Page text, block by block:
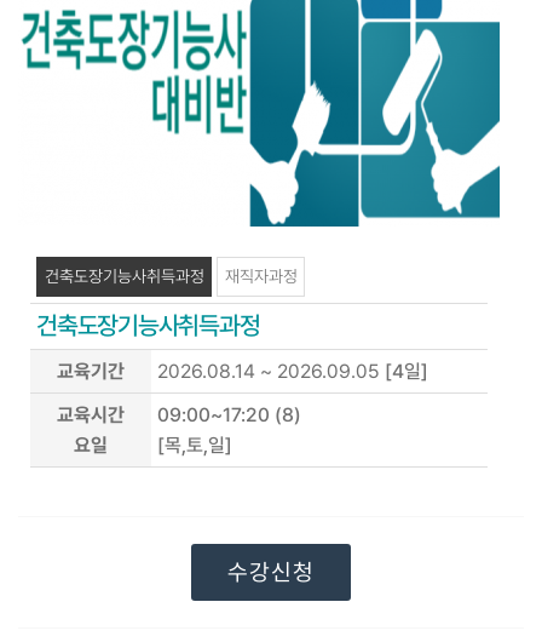
건축도장기능사취득과정 재직자과정
건축도장기능사취득과정
교육기간 2026.08.14 ~ 2026.09.05 [4일]
교육시간
요일
09:00~17:20 (8)
[목,토,일]
수강신청